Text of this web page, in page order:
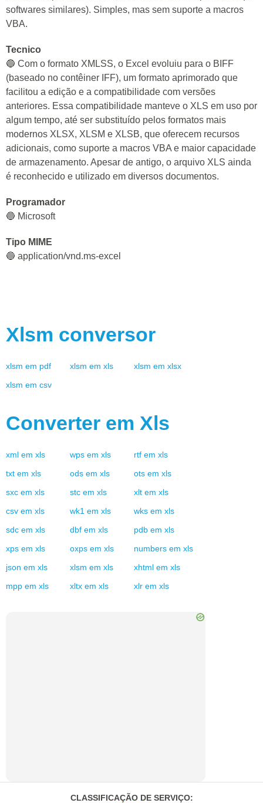
softwares similares). Simples, mas sem suporte a macros
VBA.
Tecnico
🔵 Com o formato XMLSS, o Excel evoluiu para o BIFF
(baseado no contêiner IFF), um formato aprimorado que
facilitou a edição e a compatibilidade com versões
anteriores. Essa compatibilidade manteve o XLS em uso por
algum tempo, até ser substituído pelos formatos mais
modernos XLSX, XLSM e XLSB, que oferecem recursos
adicionais, como suporte a macros VBA e maior capacidade
de armazenamento. Apesar de antigo, o arquivo XLS ainda
é reconhecido e utilizado em diversos documentos.
Programador
🔵 Microsoft
Tipo MIME
🔵 application/vnd.ms-excel
Xlsm conversor
xlsm em pdf xlsm em xls xlsm em xlsx
xlsm em csv
Converter em Xls
xml em xls wps em xls rtf em xls
txt em xls ods em xls ots em xls
sxc em xls stc em xls xlt em xls
csv em xls wk1 em xls wks em xls
sdc em xls dbf em xls pdb em xls
xps em xls oxps em xls numbers em xls
json em xls xlsm em xls xhtml em xls
mpp em xls xltx em xls xlr em xls
CLASSIFICAÇÃO DE SERVIÇO: